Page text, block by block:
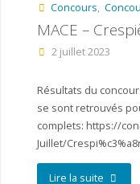
Concours,
MACE –
2 juillet 2023
Résultats du
se sont retrouvés
complets: https://
Juillet/
Lire la suite"MACE